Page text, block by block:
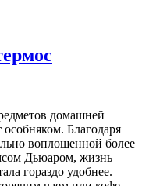
домашней
особняком. Благодаря
воплощенной более
Дьюаром, жизнь
гораздо удобнее.